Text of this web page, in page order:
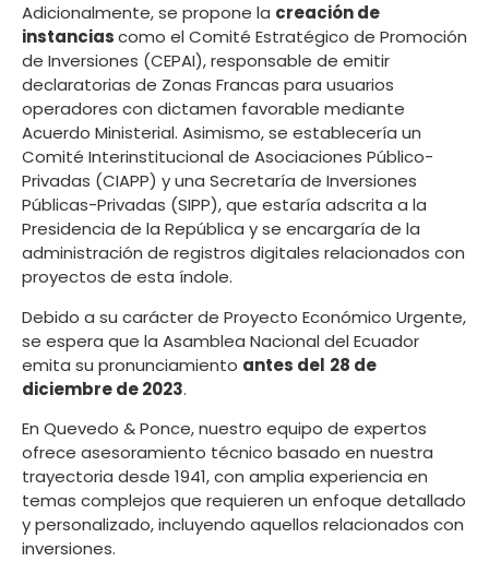
Adicionalmente, se propone la creación de
instanciascomo el Comité Estratégico de Promoción
de Inversiones (CEPAI), responsable de emitir
declaratorias de Zonas Francas para usuarios
operadores con dictamen favorable mediante
Acuerdo Ministerial. Asimismo, se establecería un
Comité Interinstitucional de Asociaciones Público-
Privadas (CIAPP) y una Secretaría de Inversiones
Públicas-Privadas (SIPP), que estaría adscrita a la
Presidencia de la República y se encargaría de la
administración de registros digitales relacionados con
proyectos de esta índole.
Debido a su carácter de Proyecto Económico Urgente,
se espera que la Asamblea Nacional del Ecuador
emita su pronunciamiento antes del 28 de
diciembre de 2023.
En Quevedo & Ponce, nuestro equipo de expertos
ofrece asesoramiento técnico basado en nuestra
trayectoria desde 1941, con amplia experiencia en
temas complejos que requieren un enfoque detallado
y personalizado, incluyendo aquellos relacionados con
inversiones.